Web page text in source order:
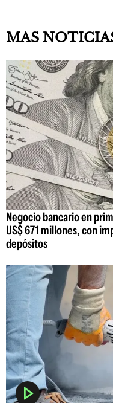
MAS
Negocio bancario en
US$ 671 millones, con
depósitos